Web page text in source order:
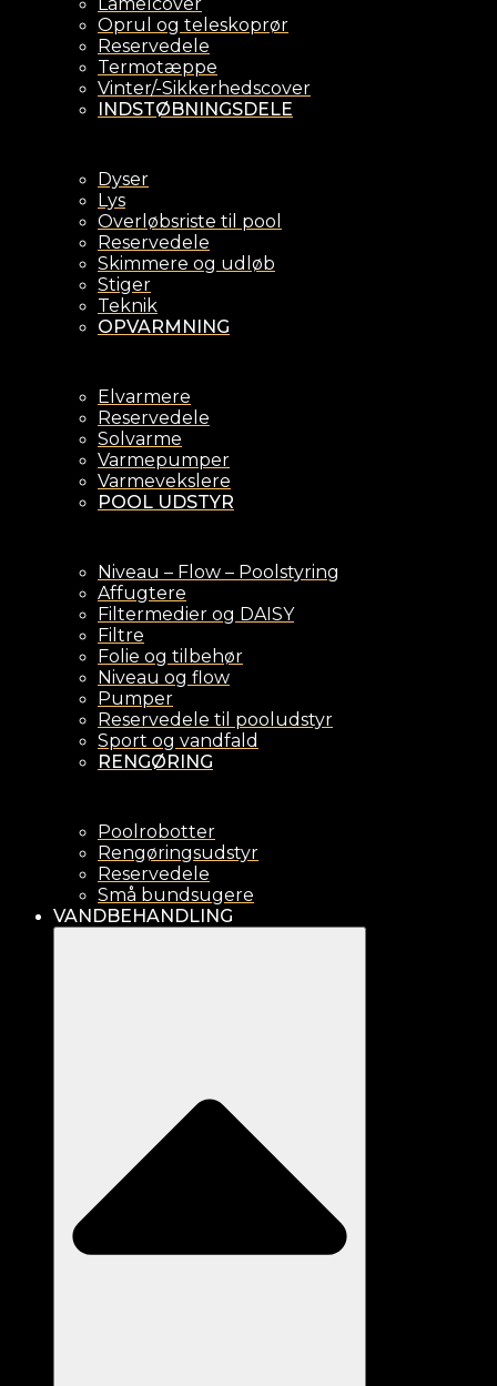
Oprul og teleskoprør
Reservedele
Termotæppe
Vinter/-Sikkerhedscover
INDSTØBNINGSDELE
Dyser
Lys
Overløbsriste til pool
Reservedele
Skimmere og udløb
Stiger
Teknik
OPVARMNING
Elvarmere
Reservedele
Solvarme
Varmepumper
Varmevekslere
POOL UDSTYR
Niveau – Flow – Poolstyring
Affugtere
Filtermedier og DAISY
Filtre
Folie og tilbehør
Niveau og flow
Pumper
Reservedele til pooludstyr
Sport og vandfald
RENGØRING
Poolrobotter
Rengøringsudstyr
Reservedele
Små bundsugere
VANDBEHANDLING